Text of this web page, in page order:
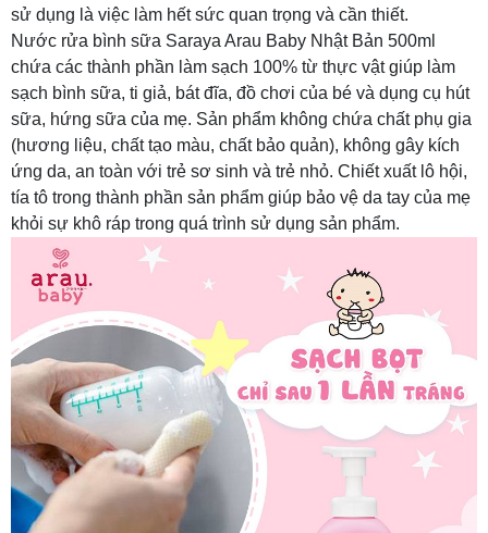
sử dụng là việc làm hết sức quan trọng và cần thiết.
Nước rửa bình sữa Saraya Arau Baby Nhật Bản 500ml
chứa các thành phần làm sạch 100% từ thực vật giúp làm
sạch bình sữa, ti giả, bát đĩa, đồ chơi của bé và dụng cụ hút
sữa, hứng sữa của mẹ. Sản phẩm không chứa chất phụ gia
(hương liệu, chất tạo màu, chất bảo quản), không gây kích
ứng da, an toàn với trẻ sơ sinh và trẻ nhỏ. Chiết xuất lô hội,
tía tô trong thành phần sản phẩm giúp bảo vệ da tay của mẹ
khỏi sự khô ráp trong quá trình sử dụng sản phẩm.